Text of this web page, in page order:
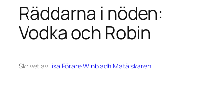
Räddarna i nöden:
Vodka och Robin
Skrivet avLisa Förare WinbladhiMatälskaren